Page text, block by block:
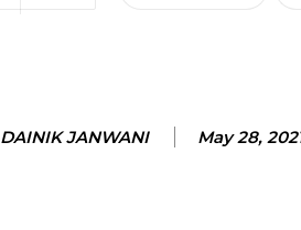
DAINIK JANWANI May 28,